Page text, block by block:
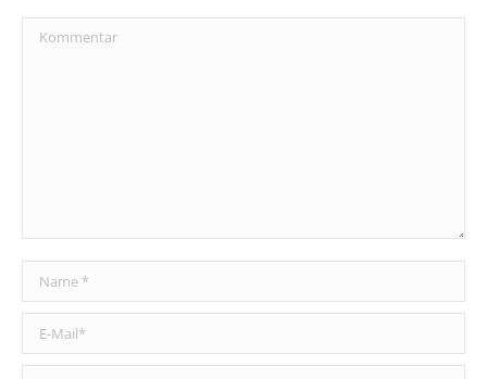
Kommentar
Name *
E-Mail *